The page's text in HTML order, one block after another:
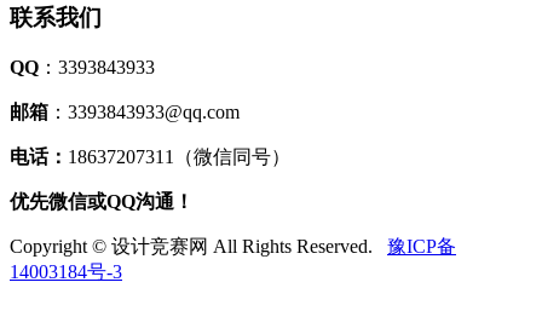
联系我们
QQ ：3393843933
邮箱 ：3393843933@qq.com
电话： 18637207311（微信同号）
优先微信或QQ沟通！
Copyright © 设计竞赛网 All Rights Reserved.
豫ICP备
14003184号-3